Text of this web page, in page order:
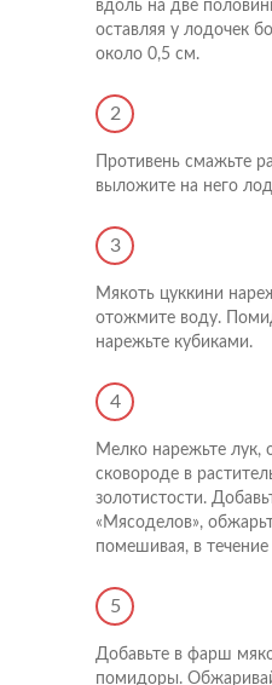
вдоль на две
оставляя у лодочек
около 0,5 см.
2
Противень смажьте
выложите на него
3
Мякоть цуккини
отожмите воду.
нарежьте кубиками.
4
Мелко нарежьте лук,
сковороде в
золотистости.
«Мясоделов»,
помешивая, в
5
Добавьте в фарш
помидоры.